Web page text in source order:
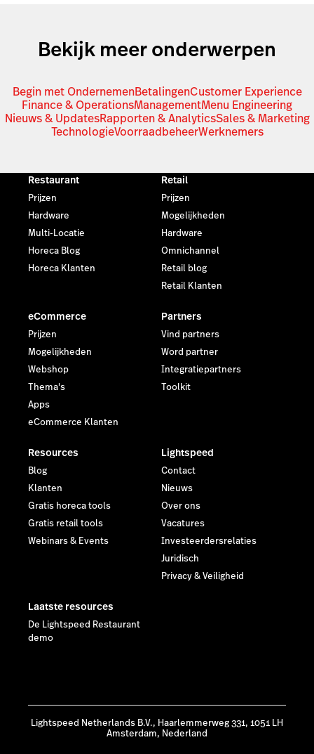
Bekijk meer onderwerpen
Begin met OndernemenBetalingenCustomer Experience
Finance & OperationsManagementMenu Engineering
Nieuws & UpdatesRapporten & AnalyticsSales & Marketing
TechnologieVoorraadbeheerWerknemers
Restaurant
Prijzen
Hardware
Multi-Locatie
Horeca Blog
Horeca Klanten
Retail
Prijzen
Mogelijkheden
Hardware
Omnichannel
Retail blog
Retail Klanten
eCommerce
Prijzen
Mogelijkheden
Webshop
Thema's
Apps
eCommerce Klanten
Partners
Vind partners
Word partner
Integratiepartners
Toolkit
Resources
Blog
Klanten
Gratis horeca tools
Gratis retail tools
Webinars & Events
Lightspeed
Contact
Nieuws
Over ons
Vacatures
Investeerdersrelaties
Juridisch
Privacy & Veiligheid
Laatste resources
De Lightspeed Restaurant
demo
Lightspeed Netherlands B.V., Haarlemmerweg 331, 1051 LH
Amsterdam, Nederland